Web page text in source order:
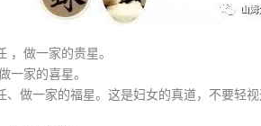
做一家的贵星。
家的喜星。
做一家的福星。这是妇女的真道，不要轻